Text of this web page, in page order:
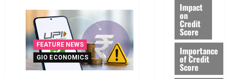
రుణం
ముందే
తీర్చేస్తున్నారా?..
విషయాలు
తప్పక
తెలుసుకోండి..!
Prepaying
Your
FEATURE NEWS
GIO ECONOMICS
Impact
on
Credit
Score
Importance
of Credit
Score